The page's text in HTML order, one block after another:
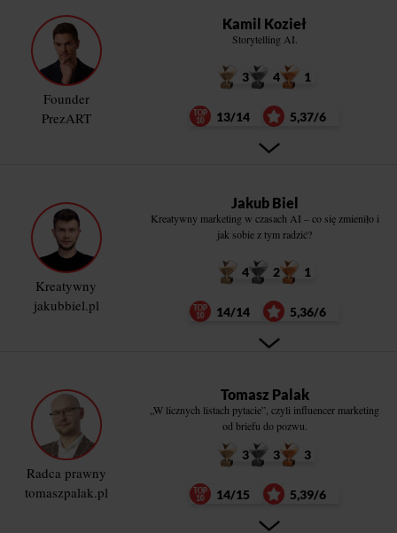
Founder
PrezART
Kamil Kozieł
Storytelling AI.
3 4 1
13/14 5,37/6
Kreatywny
jakubbiel.pl
Jakub Biel
Kreatywny marketing w czasach AI – co się zmieniło i
jak sobie z tym radzić?
4 2 1
14/14 5,36/6
Radca prawny
tomaszpalak.pl
Tomasz Palak
„W licznych listach pytacie”, czyli influencer marketing
od briefu do pozwu.
3 3 3
14/15 5,39/6